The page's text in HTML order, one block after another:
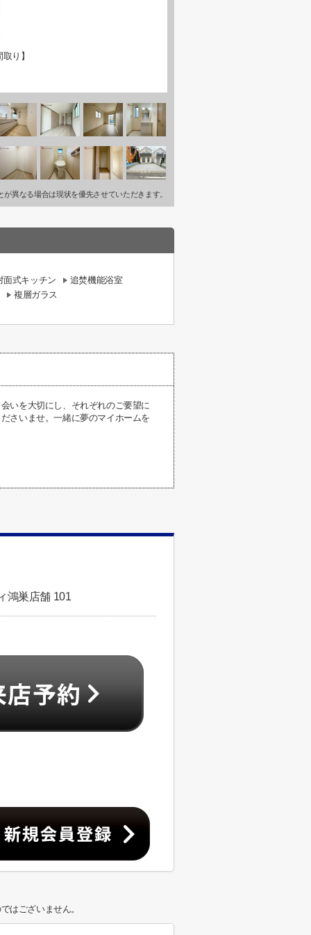
り】
異なる場合は現状を優先させていただきます。
面式キッチン
追焚機能浴室
複層ガラス
いを大切にし、それぞれのご要望に
さいませ。一緒に夢のマイホームを
鴻巣店舗 101
はございません。